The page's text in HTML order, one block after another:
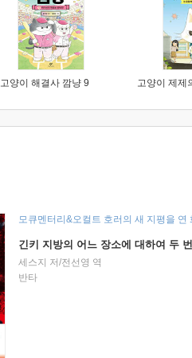
고양이 해결사 깜냥 9
모큐멘터리&오컬트 호러의 새 지평을 연
긴키 지방의 어느 장소에 대하여 두
세스지 저/전선영 역
반타